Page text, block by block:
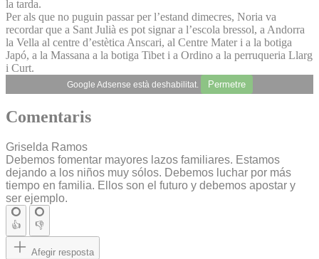
la tarda.
Per als que no puguin passar per l’estand dimecres, Noria va
recordar que a Sant Julià es pot signar a l’escola bressol, a Andorra
la Vella al centre d’estètica Anscari, al Centre Mater i a la botiga
Japó, a la Massana a la botiga Tibet i a Ordino a la perruqueria Llarg
i Curt.
Google Adsense està deshabilitat. Permetre
Comentaris
Griselda Ramos
Debemos fomentar mayores lazos familiares. Estamos
dejando a los niños muy sólos. Debemos luchar por más
tiempo en familia. Ellos son el futuro y debemos apostar y
ser ejemplo.
👍 👎
Afegir resposta